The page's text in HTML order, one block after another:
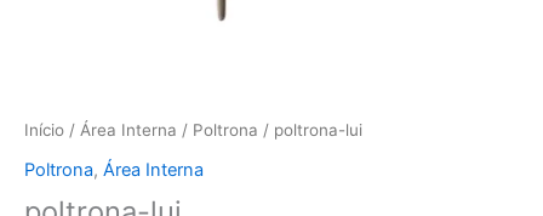
Início / Área Interna / Poltrona / poltrona-lui
Poltrona, Área Interna